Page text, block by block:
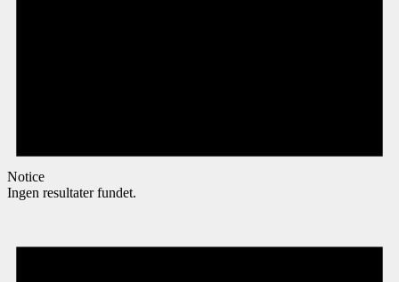
Notice
Ingen resultater fundet.